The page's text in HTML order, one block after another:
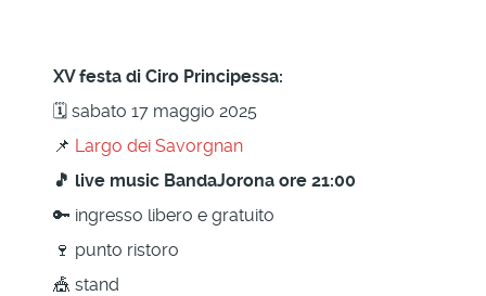
XV festa di Ciro Principessa:
🗓 sabato 17 maggio 2025
📌 Largo dei Savorgnan
🎵 live music BandaJorona ore 21:00
🔑 ingresso libero e gratuito
🍷 punto ristoro
🎪 stand